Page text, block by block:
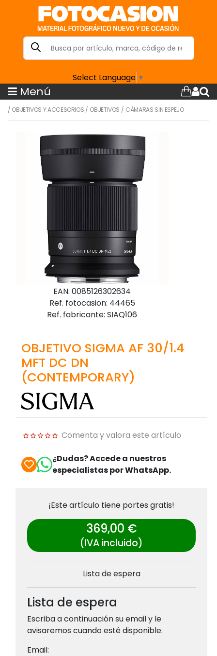
Select Language ▼
Menú
/ OBJETIVOS Y ACCESORIOS / OBJETIVOS / CÁMARAS SIN ESPEJO
EAN: 0085126302634
Ref. fotocasion: 44465
Ref. fabricante: SIAQ106
OBJETIVO SIGMA AF 30/1.4
MFT DC DN
(CONTEMPORARY)
Comenta y valora este artículo
¿Dudas? Accede a nuestros
especialistas por WhatsApp.
¡Este artículo tiene portes gratis!
369,00 €
(IVA incluido)
Lista de espera
Lista de espera
Escriba a continuación su email y le
avisaremos cuando esté disponible.
Email: